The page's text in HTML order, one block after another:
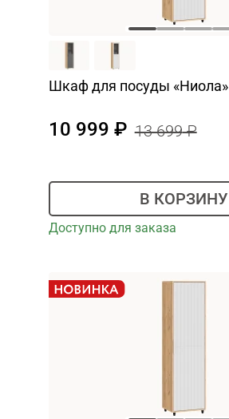
Шкаф для посуды «Ниола»
10 999 13 699
В КОРЗИНУ
Доступно для заказа